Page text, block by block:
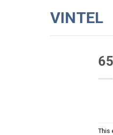
VINTEL
This